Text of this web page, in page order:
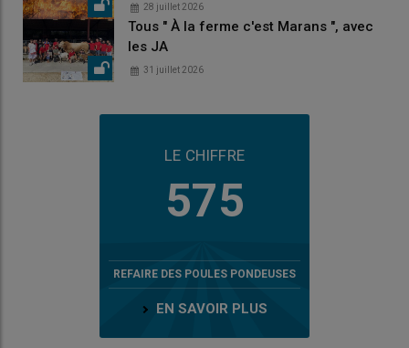
28 juillet 2026
Tous " À la ferme c'est Marans ", avec
les JA
31 juillet 2026
LE CHIFFRE
575
REFAIRE DES POULES PONDEUSES
EN SAVOIR PLUS